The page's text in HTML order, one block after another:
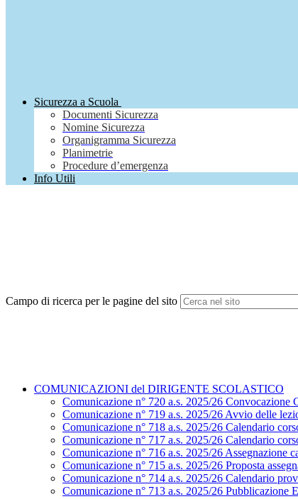
Sicurezza a Scuola
Documenti Sicurezza
Nomine Sicurezza
Organigramma Sicurezza
Planimetrie
Procedure d’emergenza
Info Utili
Campo di ricerca per le pagine del sito
COMUNICAZIONI del DIRIGENTE SCOLASTICO
Comunicazione n° 720 a.s. 2025/26 Convocazione
Comunicazione n° 719 a.s. 2025/26 Avvio delle
Comunicazione n° 718 a.s. 2025/26 Calendario
Comunicazione n° 717 a.s. 2025/26 Calendario
Comunicazione n° 716 a.s. 2025/26 Assegnazione
Comunicazione n° 715 a.s. 2025/26 Proposta
Comunicazione n° 714 a.s. 2025/26 Calendario
Comunicazione n° 713 a.s. 2025/26 Pubblicazione